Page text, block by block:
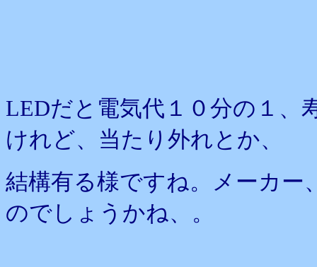
LEDだと電気代１０分の１、
けれど、当たり外れとか、
結構有る様ですね。メーカー
のでしょうかね、。